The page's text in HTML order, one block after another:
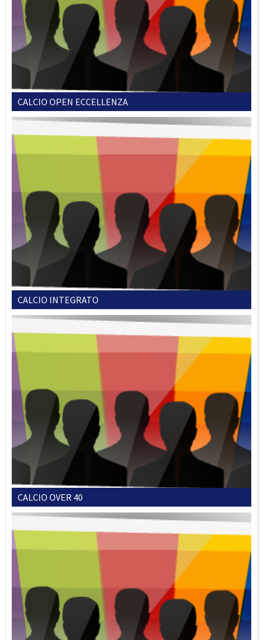
CALCIO OPEN ECCELLENZA
CALCIO INTEGRATO
CALCIO OVER 40